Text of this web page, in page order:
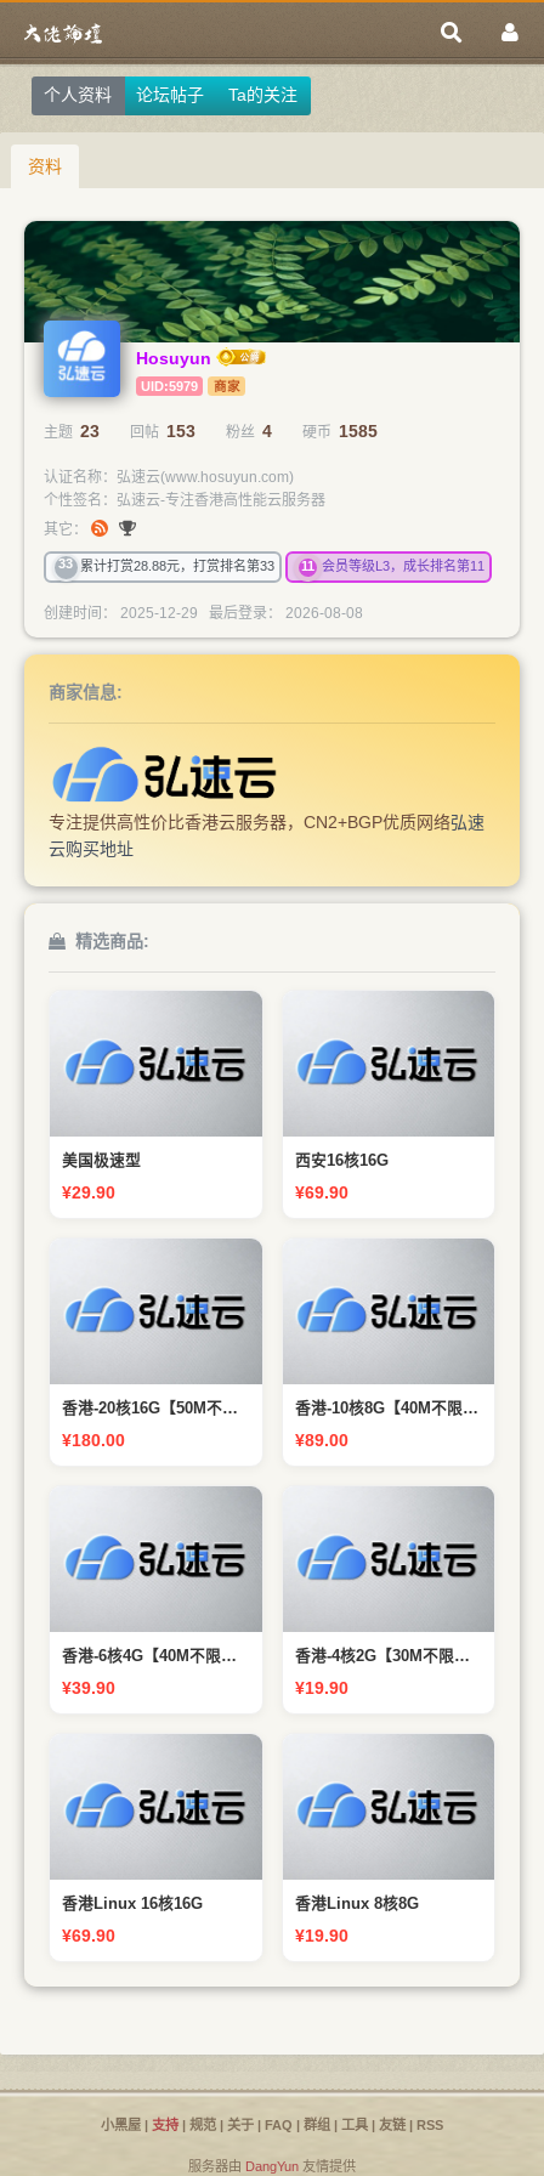
个人资料 论坛帖子 Ta的关注
资料
Hosuyun
UID:5979 商家
主题 23 回帖 153 粉丝 4 硬币 1585
认证名称：弘速云(www.hosuyun.com)
个性签名：弘速云-专注香港高性能云服务器
其它：
33 累计打赏28.88元，打赏排名第33 11 会员等级L3，成长排名第11
创建时间： 2025-12-29 最后登录： 2026-08-08
商家信息:
专注提供高性价比香港云服务器，CN2+BGP优质网络弘速
云购买地址
精选商品:
CPU E5-2686V4 8核心 内存
8G DDR4 带宽 30Mbps 流量
不限制
美国极速型
¥29.90
CPU 金牌655218 16核心 内
存 32G DDR4 带宽 20Mbps
流量 不限制
西安16核16G
¥69.90
CPU 铂金8272CL 20核心 内
存 16G DDR4 带宽 50Mbps
流量 不限制
香港-20核16G【50M不限流】
¥180.00
CPU 铂金8272CL 10核心 内
存 8G DDR4 带宽 40Mbps
流量 不限制
香港-10核8G【40M不限流】
¥89.00
CPU 铂金8272CL 6核心 内
存 4G DDR4 带宽 40Mbps
流量 不限制
香港-6核4G【40M不限流】
¥39.90
CPU 铂金8272CL 4核心 内
存 2G DDR4 带宽 30Mbps
流量 不限制
香港-4核2G【30M不限流】
¥19.90
CPU 铂金8272CL 16核心 内
存 16G DDR4 带宽 10Mbps
流量 不限制
香港Linux 16核16G
¥69.90
CPU 铂金8272CL 8核心 内
存 8G DDR4 带宽 10Mbps
流量 不限制
香港Linux 8核8G
¥19.90
小黑屋 | 支持 | 规范 | 关于 | FAQ | 群组 | 工具 | 友链 | RSS
服务器由 DangYun 友情提供